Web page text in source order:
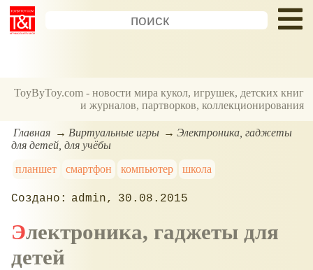
ToyByToy.com - новости мира кукол, игрушек, детских книг
и журналов, партворков, коллекционирования
Главная Виртуальные игры
Электроника, гаджеты
для детей, для учёбы
планшет
смартфон компьютер школа
admin 30.08.2015
Электроника, гаджеты для
детей